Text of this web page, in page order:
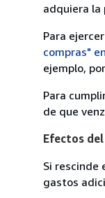
adquiera la
Para
compras"
ejemplo,
Para
de que
Efectos
Si rescinde
gastos